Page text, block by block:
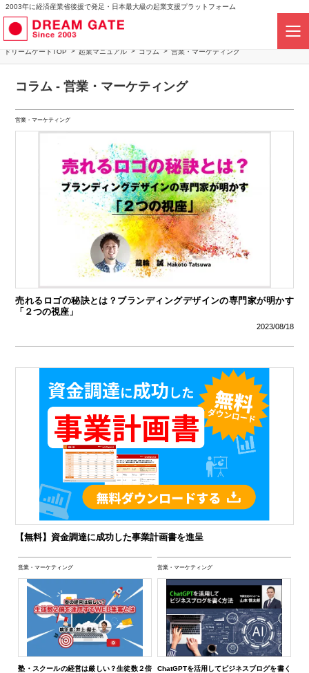
2003年に経済産業省後援で発足・日本最大級の起業支援プラットフォーム
ドリームゲートTOP 起業マニュアル コラム 営業・マーケティング
コラム - 営業・マーケティング
営業・マーケティング
売れるロゴの秘訣とは？ブランディングデザインの専門家が明かす
「２つの視座」
2023/08/18
【無料】資金調達に成功した事業計画書を進呈
営業・マーケティング
塾・スクールの経営は厳しい？生徒数２倍
営業・マーケティング
ChatGPTを活用してビジネスブログを書く